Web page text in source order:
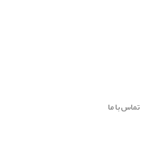
تماس با ما